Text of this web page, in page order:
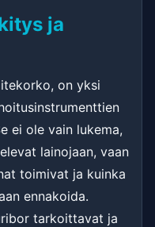
ja
on yksi
ei ole vain lukema,
lainojaan, vaan
ennakoida.
tarkoittavat ja